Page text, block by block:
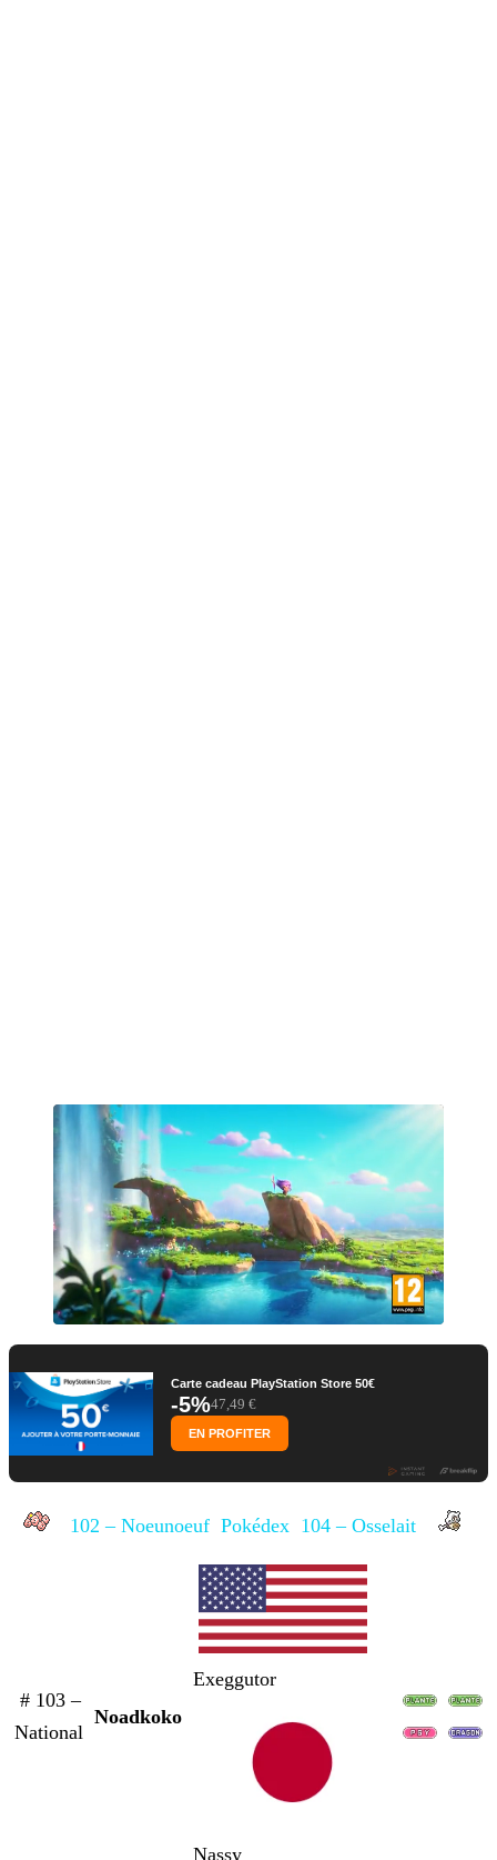
Carte cadeau PlayStation Store 50€
-5%47,49 €
EN PROFITER
102 – Noeunoeuf Pokédex 104 – Osselait
# 103 –
National
Noadkoko
Exeggutor
Nassy